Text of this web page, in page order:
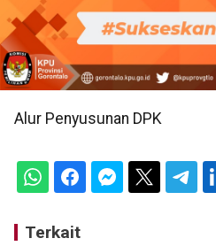
Alur Penyusunan DPK
Terkait